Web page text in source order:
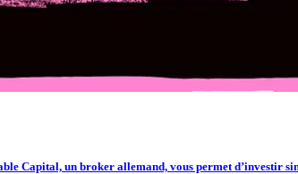
Capital, un broker allemand, vous permet d’investir